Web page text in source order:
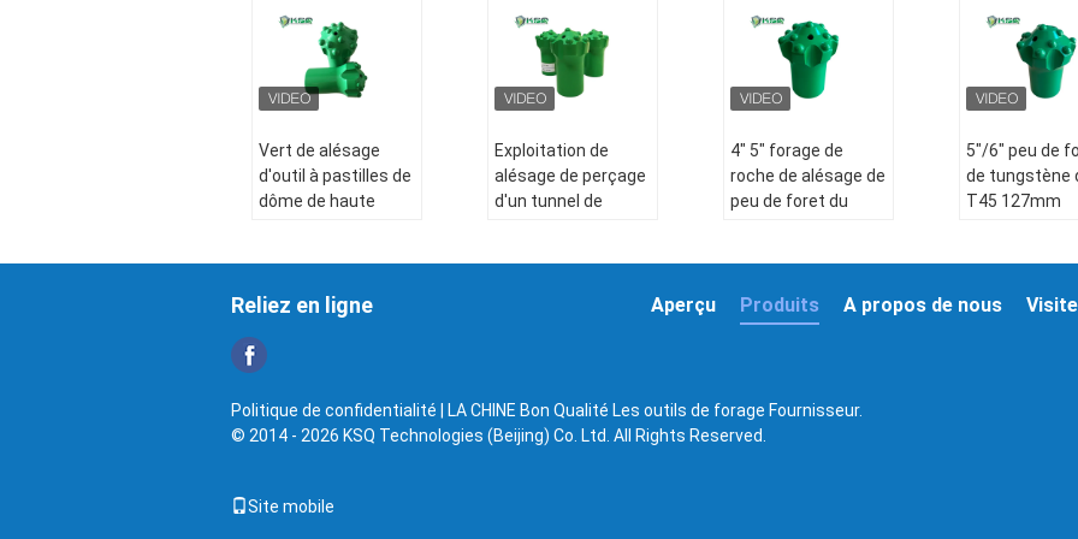
Vert de alésage
d'outil à pastilles de
dôme de haute
numérique par
Nom de produit:
Alésage de l'outil à
pastilles
Corps:Jupe de
Exploitation de
alésage de perçage
d'un tunnel de
4" 5" forage de
roche de alésage de
peu de foret du
5"/6" peu de
de tungstène
T45 127mm
coupe
Reliez en ligne Visite
A propos de nous
Produits
Aperçu
Politique de confidentialité | LA CHINE Bon Qualité Les outils de forage Fournisseur.
© 2014 - 2026 KSQ Technologies (Beijing) Co. Ltd. All Rights Reserved.
Site mobile